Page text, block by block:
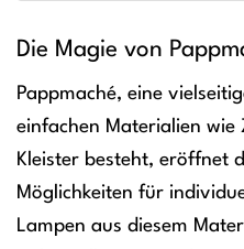
Die Magie von
Pappmaché, eine
einfachen Materialien wie
Kleister besteht, eröffnet
Möglichkeiten für
Lampen aus diesem